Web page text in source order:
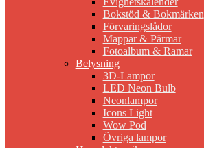
Bokstöd & Bokmärken
Förvaringslådor
Mappar & Pärmar
Fotoalbum & Ramar
Belysning
3D-Lampor
LED Neon Bulb
Neonlampor
Icons Light
Wow Pod
Övriga lampor